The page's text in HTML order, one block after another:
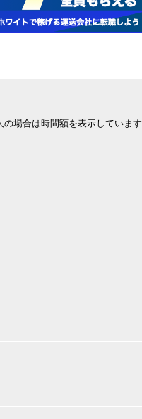
場合は時間額を表示しています